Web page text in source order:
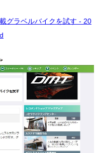
グラベルバイクを試す - 20